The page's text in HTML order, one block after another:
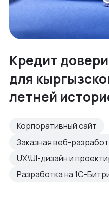
Кредит
для
летней
Корпоративный сайт
Заказная веб-
UX\UI-дизайн и
Разработка на 1С-